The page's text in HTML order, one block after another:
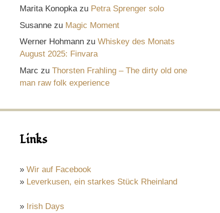
Marita Konopkazu Petra Sprenger solo
Susanne zu Magic Moment
Werner Hohmann zu Whiskey des Monats
August 2025: Finvara
Marc zu Thorsten Frahling – The dirty old one
man raw folk experience
Links
» Wir auf Facebook
» Leverkusen, ein starkes Stück Rheinland
» Irish Days